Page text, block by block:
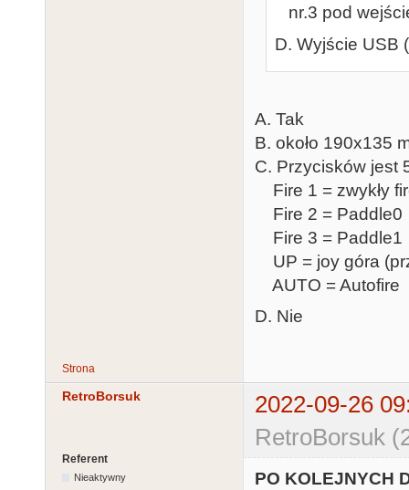
nr.3 pod
D. Wyjście USB
A. Tak
B. około 190x135
C. Przycisków jest
Fire 1 = zwykły
Fire 2 = Paddle0
Fire 3 = Paddle1
UP = joy góra
AUTO = Autofire
D. Nie
Strona
RetroBorsuk
2022-09-26
RetroBorsuk
Referent
Nieaktywny
PO KOLEJNYCH